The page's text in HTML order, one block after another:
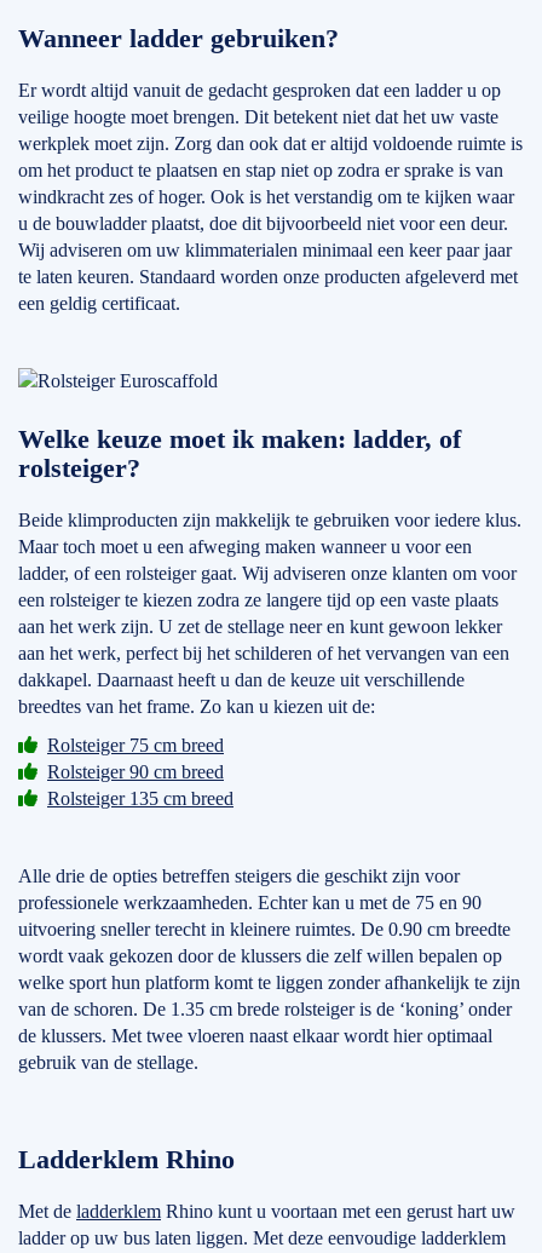
Wanneer ladder gebruiken?
Er wordt altijd vanuit de gedacht gesproken dat een ladder u op
veilige hoogte moet brengen. Dit betekent niet dat het uw vaste
werkplek moet zijn. Zorg dan ook dat er altijd voldoende ruimte is
om het product te plaatsen en stap niet op zodra er sprake is van
windkracht zes of hoger. Ook is het verstandig om te kijken waar
u de bouwladder plaatst, doe dit bijvoorbeeld niet voor een deur.
Wij adviseren om uw klimmaterialen minimaal een keer paar jaar
te laten keuren. Standaard worden onze producten afgeleverd met
een geldig certificaat.
Welke keuze moet ik maken: ladder, of
rolsteiger?
Beide klimproducten zijn makkelijk te gebruiken voor iedere klus.
Maar toch moet u een afweging maken wanneer u voor een
ladder, of een rolsteiger gaat. Wij adviseren onze klanten om voor
een rolsteiger te kiezen zodra ze langere tijd op een vaste plaats
aan het werk zijn. U zet de stellage neer en kunt gewoon lekker
aan het werk, perfect bij het schilderen of het vervangen van een
dakkapel. Daarnaast heeft u dan de keuze uit verschillende
breedtes van het frame. Zo kan u kiezen uit de:
Rolsteiger 75 cm breed
Rolsteiger 90 cm breed
Rolsteiger 135 cm breed
Alle drie de opties betreffen steigers die geschikt zijn voor
professionele werkzaamheden. Echter kan u met de 75 en 90
uitvoering sneller terecht in kleinere ruimtes. De 0.90 cm breedte
wordt vaak gekozen door de klussers die zelf willen bepalen op
welke sport hun platform komt te liggen zonder afhankelijk te zijn
van de schoren. De 1.35 cm brede rolsteiger is de ‘koning’ onder
de klussers. Met twee vloeren naast elkaar wordt hier optimaal
gebruik van de stellage.
Ladderklem Rhino
Met de ladderklem Rhino kunt u voortaan met een gerust hart uw
ladder op uw bus laten liggen. Met deze eenvoudige ladderklem